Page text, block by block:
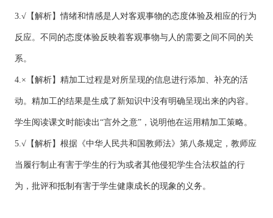
3.√【解析】情绪和情感是人对客观事物的态度体验及相应的行为
反应。不同的态度体验反映着客观事物与人的需要之间不同的关
系。
4.×【解析】精加工过程是对所呈现的信息进行添加、补充的活
动。精加工的结果是生成了新知识中没有明确呈现出来的内容。
学生阅读课文时能读出“言外之意”，说明他在运用精加工策略。
5.√【解析】根据《中华人民共和国教师法》第八条规定，教师应
当履行制止有害于学生的行为或者其他侵犯学生合法权益的行
为，批评和抵制有害于学生健康成长的现象的义务。